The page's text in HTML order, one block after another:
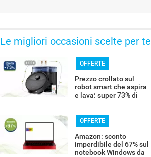
Le migliori occasioni scelte per te
OFFERTE
Prezzo crollato sul
robot smart che aspira
e lava: super 73% di
OFFERTE
Amazon: sconto
imperdibile del 67% sul
notebook Windows da